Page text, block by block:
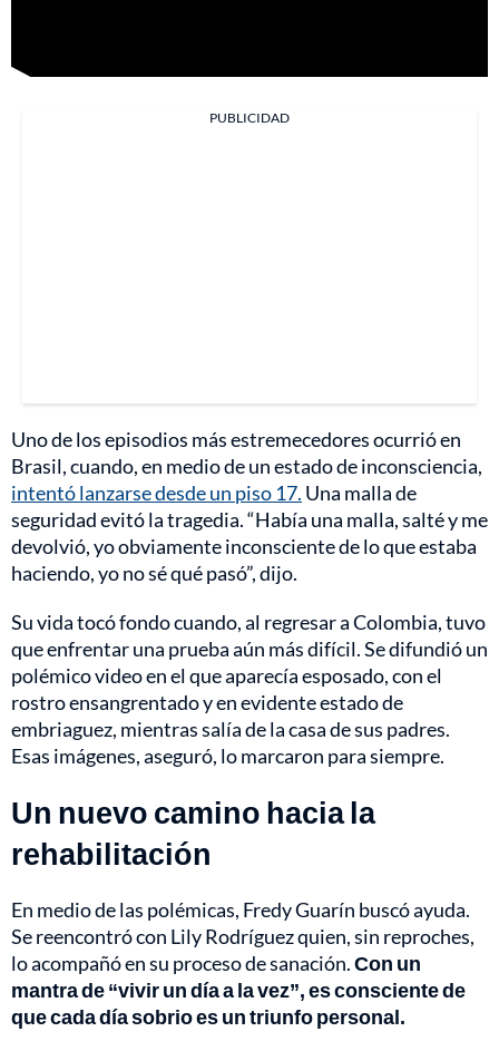
PUBLICIDAD
Uno de los episodios más estremecedores ocurrió en
Brasil, cuando, en medio de un estado de inconsciencia,
intentó lanzarse desde un piso 17. Una malla de
seguridad evitó la tragedia. “Había una malla, salté y me
devolvió, yo obviamente inconsciente de lo que estaba
haciendo, yo no sé qué pasó”, dijo.
Su vida tocó fondo cuando, al regresar a Colombia, tuvo
que enfrentar una prueba aún más difícil. Se difundió un
polémico video en el que aparecía esposado, con el
rostro ensangrentado y en evidente estado de
embriaguez, mientras salía de la casa de sus padres.
Esas imágenes, aseguró, lo marcaron para siempre.
Un nuevo camino hacia la
rehabilitación
En medio de las polémicas, Fredy Guarín buscó ayuda.
Se reencontró con Lily Rodríguez quien, sin reproches,
lo acompañó en su proceso de sanación.Con un
mantra de “vivir un día a la vez”, es consciente de
que cada día sobrio es un triunfo personal.